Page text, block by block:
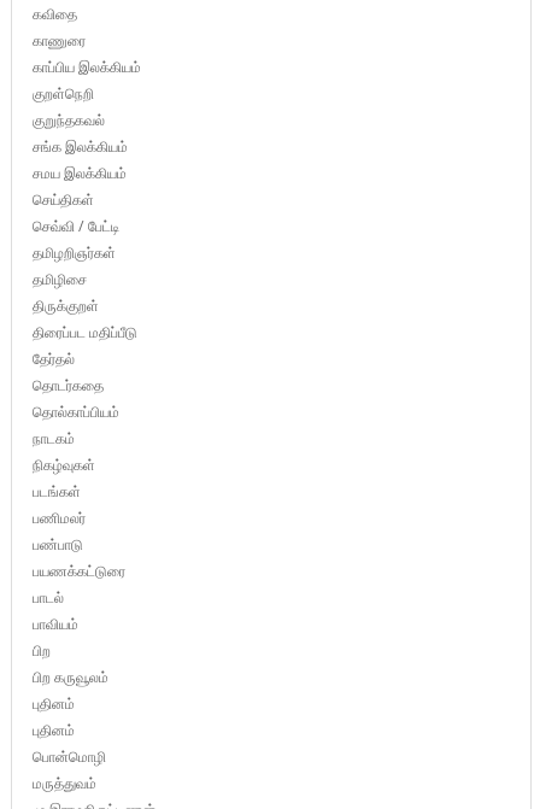
கவிதை
காணுரை
காப்பிய இலக்கியம்
குறள்நெறி
குறுந்தகவல்
சங்க இலக்கியம்
சமய இலக்கியம்
செய்திகள்
செவ்வி / பேட்டி
தமிழறிஞர்கள்
தமிழிசை
திருக்குறள்
திரைப்பட மதிப்பீடு
தேர்தல்
தொடர்கதை
தொல்காப்பியம்
நாடகம்
நிகழ்வுகள்
படங்கள்
பணிமலர்
பண்பாடு
பயணக்கட்டுரை
பாடல்
பாவியம்
பிற
பிற கருவூலம்
புதினம்
புதினம்
பொன்மொழி
மருத்துவம்